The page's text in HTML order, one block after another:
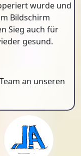
wurde und
Bildschirm
Sieg auch für
gesund.